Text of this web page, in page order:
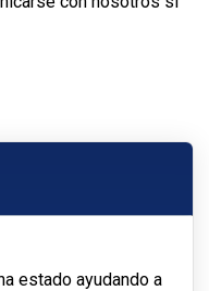
estado ayudando a